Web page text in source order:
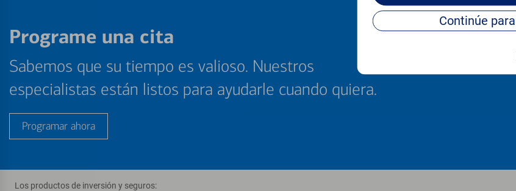
Programe una cita
Sabemos que su tiempo es valioso. Nuestros
especialistas están listos para ayudarle cuando quiera.
Programar ahora
Los productos de inversión y seguros: